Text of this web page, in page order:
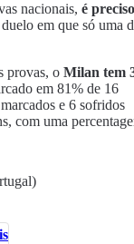
nacionais, é preciso
em que só uma
provas, o Milan tem
em 81% de 16
e 6 sofridos
com uma